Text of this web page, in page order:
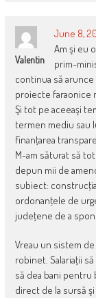
Valentin
June 8,
Am şi eu
prim-
continua să
proiecte faraonice
Şi tot pe aceeaşi
termen mediu sau
finanţarea
M-am săturat să
depun mii de
subiect:
ordonanţele de
judeţene de a
Vreau un sistem
robinet. Salariaţii
să dea bani pentru
direct de la sursă